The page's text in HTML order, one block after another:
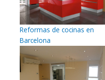
Reformas de cocinas en
Barcelona